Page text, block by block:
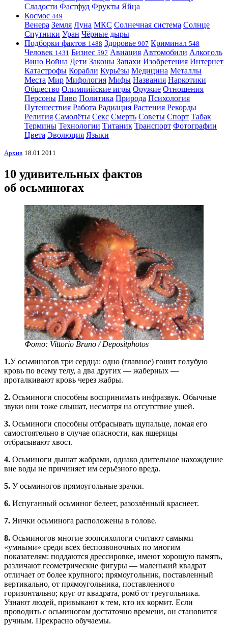
Сладости Фастфуд Фрукты Яйца
Космос 449
Венера Земля Луна МКС Солнечная система Солнце
Спутники Уран Чёрные дыры
Подборки фактов 1488 Здоровье 907 Криминал 548
Человек 1431 Бизнес 597 Авиация Автомобили Алкоголь
Вино Война Дети Законы Запахи Изобретения Интернет
Катастрофы Корабли Курьёзы Медицина Металлы
Места Мир Мифология Мифы Названия Наркотики
Общество Олимпийские игры Оружие Отношения
Персоны Пиво Политика Природа Психология
Путешествия Работа Радиация Растения Рекорды
Религия Самолёты Секс Смерть Советы Спорт Табак
Термины Технологии Титаник Транспорт Фотографии
Цвета Эволюция Языки
Архив 18.01.2011
10 удивительных фактов
об осьминогах
Фото: Vittorio Bruno / Depositphotos
1.У осьминогов три сердца: одно (главное) гонит голубую
кровь по всему телу, а два других — жаберных —
проталкивают кровь через жабры.
2. Осьминоги способны воспринимать инфразвук. Обычные
звуки они тоже слышат, несмотря на отсутствие ушей.
3. Осьминоги способны отбрасывать щупальце, ломая его
самостоятельно в случае опасности, как ящерицы
отбрасывают хвост.
4. Осьминоги дышат жабрами, однако длительное нахождение
вне воды не причиняет им серьёзного вреда.
5. У осьминогов прямоугольные зрачки.
6. Испуганный осьминог белеет, разозлённый краснеет.
7. Яички осьминога расположены в голове.
8. Осьминогов многие зоопсихологи считают самыми
«умными» среди всех беспозвоночных по многим
показателям: поддаются дрессировке, имеют хорошую память,
различают геометрические фигуры — маленький квадрат
отличает от более крупного; прямоугольник, поставленный
вертикально, от прямоугольника, поставленного
горизонтально; круг от квадрата, ромб от треугольника.
Узнают людей, привыкают к тем, кто их кормит. Если
проводить с осьминогом достаточно времени, он становится
ручным. Прекрасно обучаемы.